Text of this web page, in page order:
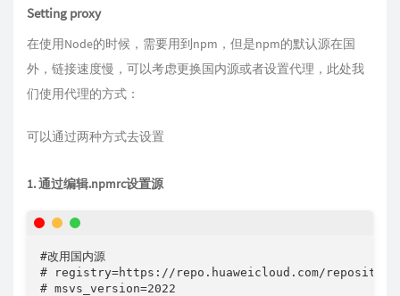
Setting proxy
在使用Node的时候，需要用到npm，但是npm的默认源在国
外，链接速度慢，可以考虑更换国内源或者设置代理，此处我
们使用代理的方式：
可以通过两种方式去设置
1. 通过编辑.npmrc设置源
#改用国内源
# registry=https://repo.huaweicloud.com/
# msvs_version=2022